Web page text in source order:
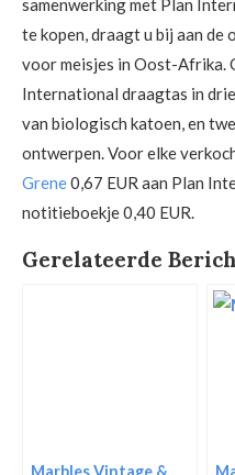
samenwerking met Plan
te kopen, draagt u bij aan de
voor meisjes in Oost-Afrika.
International draagtas in
van biologisch katoen, en
ontwerpen. Voor elke
Grene0,67 EUR aan Plan
notitieboekje 0,40 EUR.
Gerelateerde
Marbles Vintage &